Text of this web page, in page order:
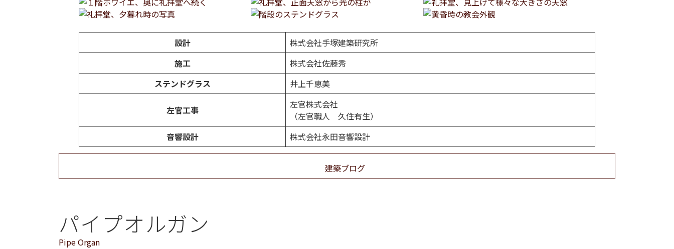
設計
株式会社手塚建築研究所
施工
株式会社佐藤秀
ステンドグラス
井上千恵美
左官工事
左官株式会社
（左官職人 久住有生）
音響設計
株式会社永田音響設計
建築ブログ
パイプオルガン
Pipe Organ